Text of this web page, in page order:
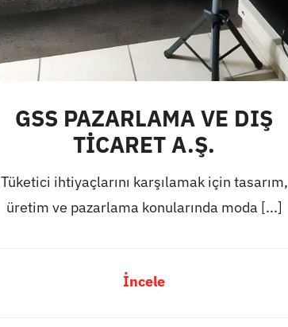
GSS PAZARLAMA VE DIŞ
TİCARET A.Ş.
Tüketici ihtiyaçlarını karşılamak için tasarım,
üretim ve pazarlama konularında moda [...]
İncele